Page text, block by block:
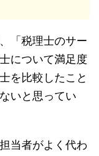
「税理士のサー
について満足度
を比較したこと
いと思ってい
当者がよく代わ